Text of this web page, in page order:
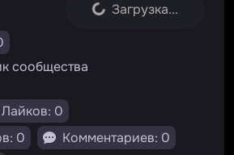
Загрузка...
сообщества
Лайков: 0
0
Комментариев: 0